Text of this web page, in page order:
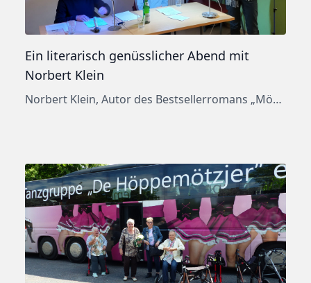
Ein literarisch genüsslicher Abend mit
Norbert Klein
Norbert Klein, Autor des Bestsellerromans „Mörder, Stadtrat und FC“ hat einige kleine Kurzgeschichten aus seinem neuen Buch vorgetragen und – garniert mit persönlichen Eindrücken – kurzweilig vorgetragen. Und das hat der Autor bereits vorab zu diesem Event mitgeteilt: „Das Buch erscheint erst im Frühjahr, aber dann ist Weihnachten vorbei. Zudem will ich der AWO – […]